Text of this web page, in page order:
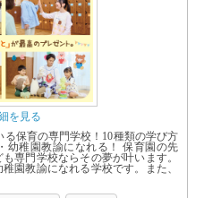
を見る
保育の専門学校！10種類の学び方
幼稚園教諭になれる！ 保育園の先
専門学校ならその夢が叶います。
園教諭になれる学校です。また、